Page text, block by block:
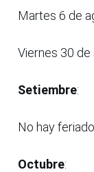
Martes 6 de
Viernes 30 de
Setiembre:
No hay
Octubre: